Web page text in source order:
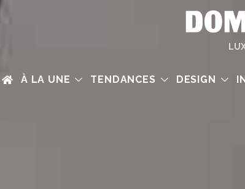
À LA UNE TENDANCES DESIGN